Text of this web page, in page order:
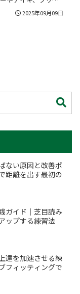
感タイプや裏起毛
、UVカット率・通気
2025年09月09日
ない原因と改善ポ
距離を出す最初の
ガイド｜芝目読み
ップする練習法
達を加速させる練
フィッティングで